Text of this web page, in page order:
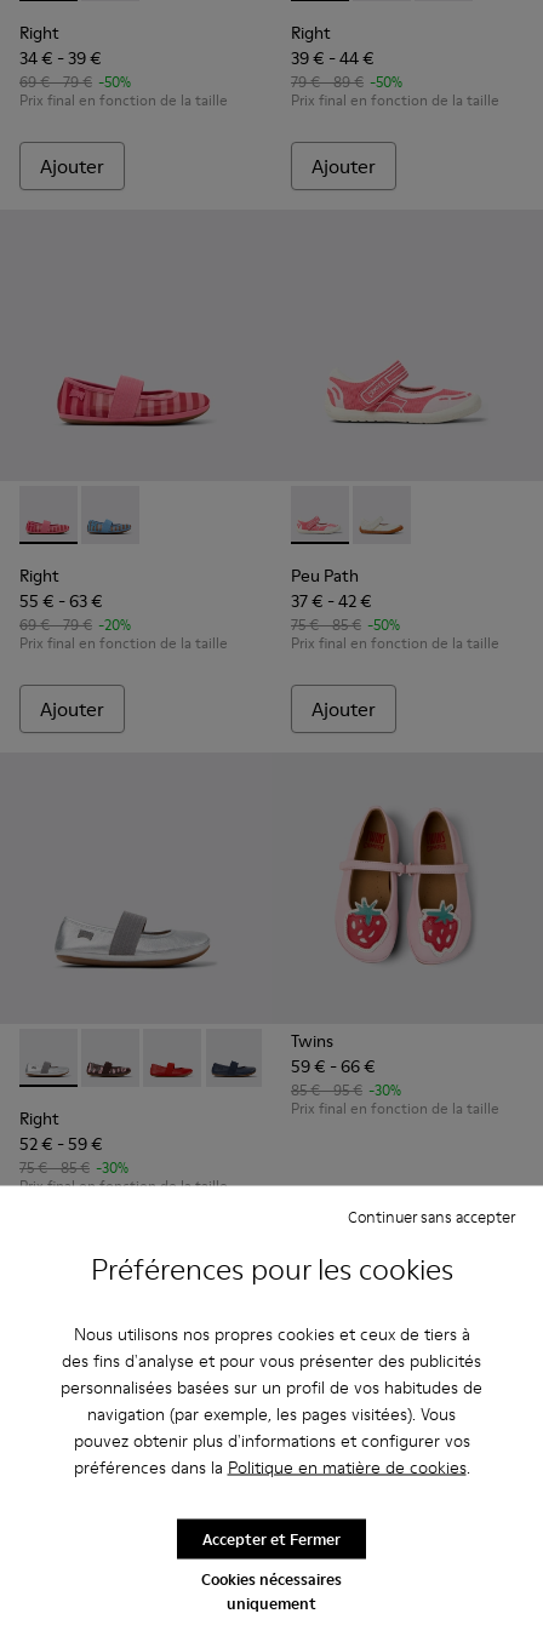
Préférences pour les cookies
Nous utilisons nos propres cookies et ceux de tiers à
des fins d'analyse et pour vous présenter des publicités
personnalisées basées sur un profil de vos habitudes de
navigation (par exemple, les pages visitées). Vous
pouvez obtenir plus d'informations et configurer vos
préférences dans la Politique en matière de cookies.
Cookies nécessaires
uniquement
Continuer sans accepter
Accepter et Fermer
Right
34 € - 39 €
69 € - 79 € -50%
Prix final en fonction de la taille
Ajouter
Right
39 € - 44 €
79 € - 89 € -50%
Prix final en fonction de la taille
Ajouter
Right - K800696-001 - Ballerines roses en textile et cuir
Right - K800696-002 - Ballerines en textile et cuir
Right
55 € - 63 €
69 € - 79 € -20%
Prix final en fonction de la taille
Ajouter
Peu Path - K800692-002 -
Peu Path -
Peu Path
37 € - 42 €
75 € - 85 € -50%
Prix final en fonction de la taille
Ajouter
Right - 80025-159 - Ballerines en cuir grises pour enfants.
Right - 80025-160 - Ballerines en cuir multicolore
Right - 80025-153 - Ballerines en cuir rouge
Right - 80025-116 - Ballerines en cuir
Right - 80025-109
Right - 80025-053 -
Right
52 € - 59 €
75 € - 85 € -30%
Prix final en fonction de la taille
Twins
59 € - 66 €
85 € - 95 € -30%
Prix final en fonction de la taille
Right - K800674-001 - Ballerines en cuir roses pour enfants.
Right - K800674-003 - Ballerines en cuir rouge pour
Right - K800674-002 - Ballerines en cuir
Peu Path - K800692-001 -